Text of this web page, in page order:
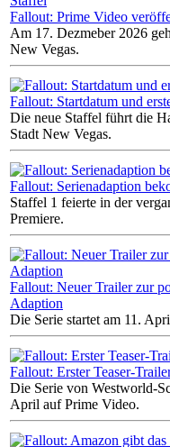
Fallout: Prime Video
Am 17. Dezmeber 2026
New Vegas.
Fallout: Startdatum und
Die neue Staffel führt die
Stadt New Vegas.
Fallout: Serienadaption
Staffel 1 feierte in der
Premiere.
Fallout: Neuer Trailer zur
Adaption
Die Serie startet am 11.
Fallout: Erster Teaser-
Die Serie von Westworld-
April auf Prime Video.